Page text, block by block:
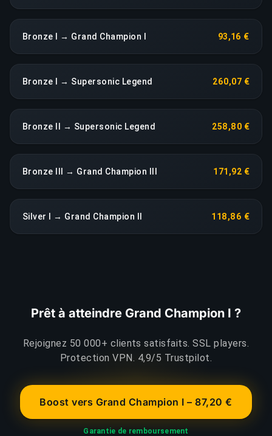
Bronze I → Grand Champion I 93,16 €
Bronze I → Supersonic Legend 260,07 €
Bronze II → Supersonic Legend 258,80 €
Bronze III → Grand Champion III 171,92 €
Silver I → Grand Champion II 118,86 €
Prêt à atteindre Grand Champion I ?
Rejoignez 50 000+ clients satisfaits. SSL players.
Protection VPN. 4,9/5 Trustpilot.
Boost vers Grand Champion I – 87,20 €
Garantie de remboursement